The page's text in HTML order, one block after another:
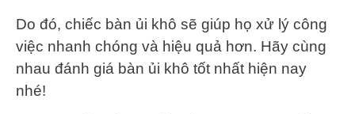
Do đó, chiếc bàn ủi khô sẽ giúp họ xử lý công
việc nhanh chóng và hiệu quả hơn. Hãy cùng
nhau đánh giá bàn ủi khô tốt nhất hiện nay
nhé!